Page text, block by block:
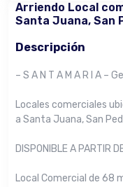
Arriendo Local
Santa Juana, San
Descripción
– S A N T A M A R I A –
Locales comerciales
a Santa Juana, San
DISPONIBLE A PARTIR
Local Comercial de 68